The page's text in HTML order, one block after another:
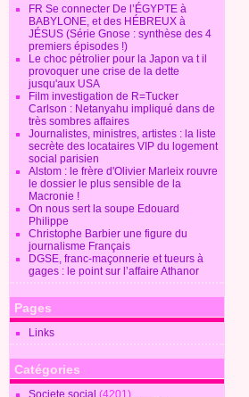
FR Se connecter De l’ÉGYPTE à
BABYLONE, et des HÉBREUX à
JÉSUS (Série Gnose : synthèse des 4
premiers épisodes !)
Le choc pétrolier pour la Japon va t il
provoquer une crise de la dette
jusqu'aux USA
Film investigation de R=Tucker
Carlson : Netanyahu impliqué dans de
très sombres affaires
Journalistes, ministres, artistes : la liste
secrète des locataires VIP du logement
social parisien
Alstom : le frère d'Olivier Marleix rouvre
le dossier le plus sensible de la
Macronie !
On nous sert la soupe Edouard
Philippe
Christophe Barbier une figure du
journalisme Français
DGSE, franc-maçonnerie et tueurs à
gages : le point sur l’affaire Athanor
Pages
Links
Catégories
Societe social (4201)